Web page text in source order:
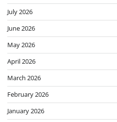
July 2026
June 2026
May 2026
April 2026
March 2026
February 2026
January 2026